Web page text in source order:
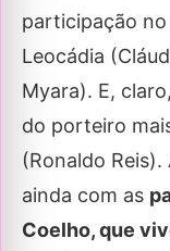
participação
Leocádia
Myara). E,
do porteiro
(Ronaldo
ainda com as
Coelho, que